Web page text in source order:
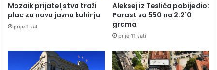
Mozaik prijateljstva traži
plac za novu javnu kuhinju
prije 1 sat
Aleksej iz Teslića pobijedio:
Porast sa 550 na 2.210
grama
prije 11 sati